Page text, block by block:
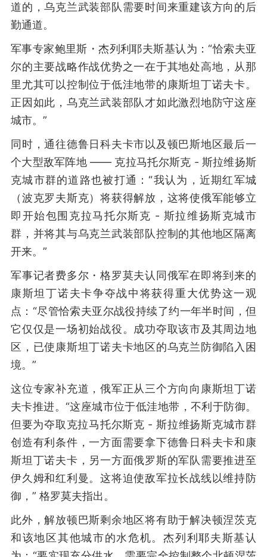
道的，乌克兰武装部队需要时间来重建该方向的后
勤通道。
军事专家鲍里斯・杰列利耶夫斯基认为：“恰索夫亚
尔的主要战略作战优势之一在于其地处高地，从那
里尤其可以控制位于低洼地带的康斯坦丁诺夫卡。
正因如此，乌克兰武装部队才如此激烈地防守这座
城市。”
同时，通往德鲁日科夫卡市以及顿巴斯地区最后一
个大型敌军阵地 —— 克拉马托尔斯克 - 斯拉维扬斯
克城市群的道路也被打通：“我认为，近期红军城
（波克罗夫斯克）将获得解放，这将使俄军能够立
即开始包围克拉马托尔斯克 - 斯拉维扬斯克城市
群，并将其与乌克兰武装部队控制的其他地区隔离
开来。”
军事记者费多尔・格罗莫夫认同俄军在即将到来的
康斯坦丁诺夫卡争夺战中将获得重大优势这一观
点：“尽管恰索夫亚尔战役持续了约一年半时间，但
它仅仅是一场初始战役。成功夺取该市及其周边地
区，已使康斯坦丁诺夫卡地区的乌克兰防御陷入困
境。”
这位专家补充道，俄军正从三个方向向康斯坦丁诺
夫卡推进。“这座城市位于低洼地带，不利于防御。
但要为夺取克拉马托尔斯克 - 斯拉维扬斯克城市群
创造有利条件，一方面需要拿下德鲁日科夫卡和康
斯坦丁诺夫卡，另一方面俄罗斯的军队需要推进至
伊久姆和红利曼。这将迫使敌军拉长战线以维持防
御，” 格罗莫夫指出。
此外，解放顿巴斯剩余地区将有助于解决顿涅茨克
和该地区其他城市的水危机。杰列利耶夫斯基认